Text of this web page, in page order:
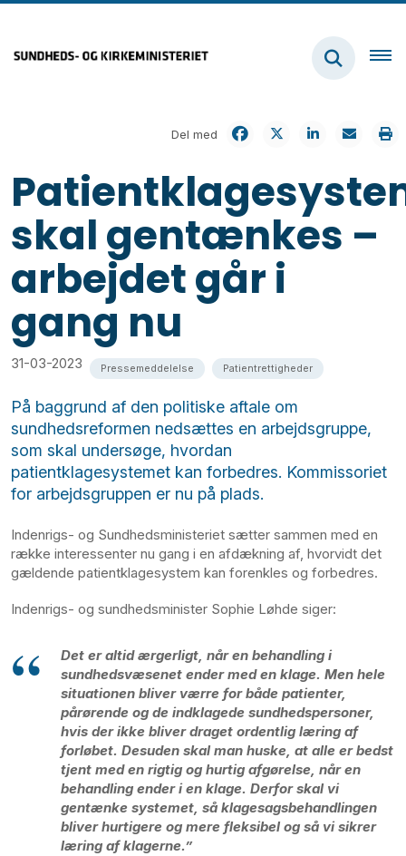
Del med
skal gentænkes –
arbejdet går i
gang nu
31-03-2023 Pressemeddelelse Patientrettigheder
På baggrund af den politiske aftale om
sundhedsreformen nedsættes en arbejdsgruppe,
som skal undersøge, hvordan
patientklagesystemet kan forbedres. Kommissoriet
for arbejdsgruppen er nu på plads.
Indenrigs- og Sundhedsministeriet sætter sammen med en
række interessenter nu gang i en afdækning af, hvorvidt det
gældende patientklagesystem kan forenkles og forbedres.
Indenrigs- og sundhedsminister Sophie Løhde siger:
Det er altid ærgerligt, når en behandling i
sundhedsvæsenet ender med en klage. Men hele
situationen bliver værre for både patienter,
pårørende og de indklagede sundhedspersoner,
hvis der ikke bliver draget ordentlig læring af
forløbet. Desuden skal man huske, at alle er bedst
tjent med en rigtig og hurtig afgørelse, når en
behandling ender i en klage. Derfor skal vi
gentænke systemet, så klagesagsbehandlingen
bliver hurtigere og mere fleksibel og så vi sikrer
læring af klagerne.”